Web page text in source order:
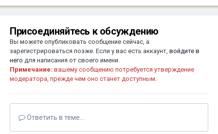
Присоединяйтесь к обсуждению
Вы можете опубликовать сообщение сейчас, а
зарегистрироваться позже. Если у вас есть аккаунт, войдите в
него для написания от своего имени.
Примечание: вашему сообщению потребуется утверждение
модератора, прежде чем оно станет доступным.
Ответить в теме...